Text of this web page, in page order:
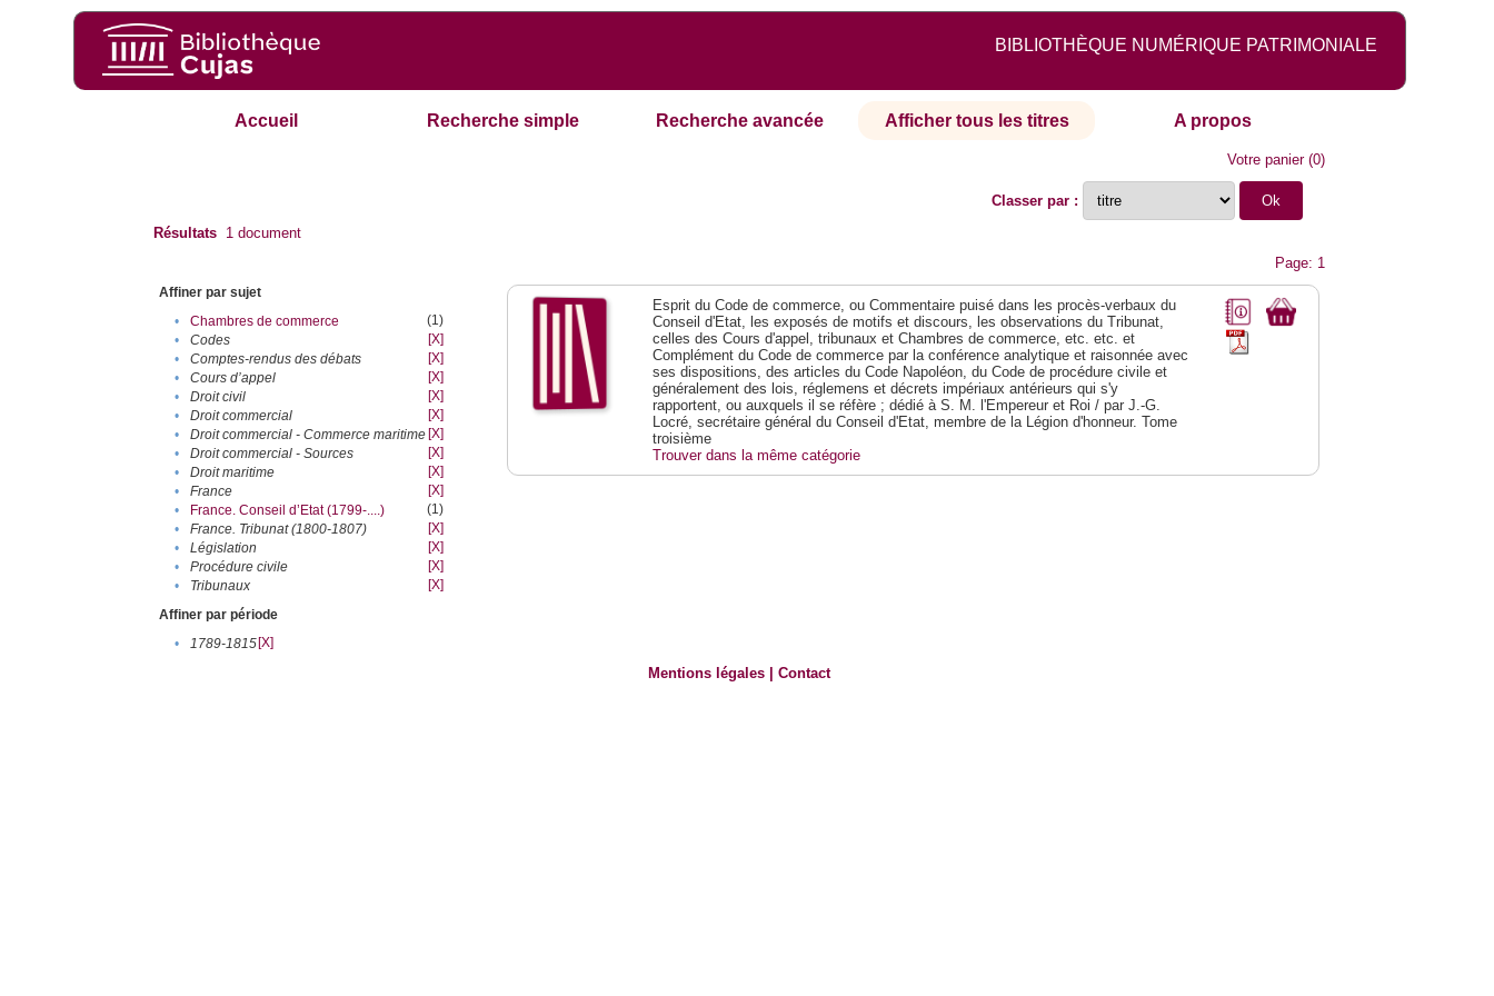
BIBLIOTHÈQUE NUMÉRIQUE PATRIMONIALE
Accueil Recherche simple Recherche avancée Afficher tous les titres A propos
Votre panier(0)
Classer par :
Résultats 1 document
Page: 1
Affiner par sujet
•
Chambres de commerce
(1)
•
Codes
[X]
•
Comptes-rendus des débats
[X]
•
Cours d’appel
[X]
•
Droit civil
[X]
•
Droit commercial
[X]
•
Droit commercial - Commerce maritime [X]
•
Droit commercial - Sources
[X]
•
Droit maritime
[X]
•
France
[X]
•
France. Conseil d’Etat (1799-....)
(1)
•
France. Tribunat (1800-1807)
[X]
•
Législation
[X]
•
Procédure civile
[X]
•
Tribunaux
[X]
Affiner par période
•
1789-1815[X]
Esprit du Code de commerce, ou Commentaire puisé dans les procès-verbaux du
Conseil d'Etat, les exposés de motifs et discours, les observations du Tribunat,
celles des Cours d'appel, tribunaux et Chambres de commerce, etc. etc. et
Complément du Code de commerce par la conférence analytique et raisonnée avec
ses dispositions, des articles du Code Napoléon, du Code de procédure civile et
généralement des lois, réglemens et décrets impériaux antérieurs qui s'y
rapportent, ou auxquels il se réfère ; dédié à S. M. l'Empereur et Roi / par J.-G.
Locré, secrétaire général du Conseil d'Etat, membre de la Légion d'honneur. Tome
troisième
Trouver dans la même catégorie
Mentions légales |Contact